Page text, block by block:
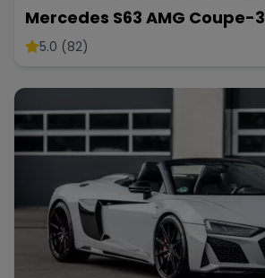
Bugatti
Range Rover
Mercedes S63 AMG Coupe-3
5.0 (82)